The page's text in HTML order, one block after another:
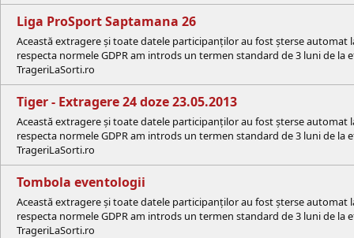
Liga ProSport Saptamana 26
Această extragere și toate datele participanților au fost șterse
respecta normele GDPR am introds un termen standard de 3 luni de
TrageriLaSorti.ro
Tiger - Extragere 24 doze 23.05.2013
Această extragere și toate datele participanților au fost șterse
respecta normele GDPR am introds un termen standard de 3 luni de
TrageriLaSorti.ro
Tombola eventologii
Această extragere și toate datele participanților au fost șterse
respecta normele GDPR am introds un termen standard de 3 luni de
TrageriLaSorti.ro